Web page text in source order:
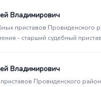
Владимирович
приставов Провиденского
- старший судебный пристав
Владимирович
Провиденского